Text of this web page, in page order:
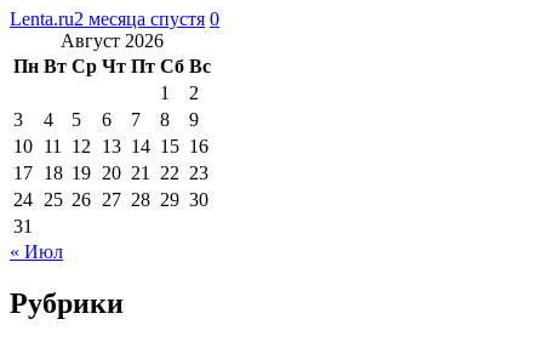
Lenta.ru2 месяца спустя 0
Август 2026
Пн Вт Ср Чт Пт Сб Вс
1
2
3
4 5 6 7 8
9
10 11 12 13 14 15 16
17 18 19 20 21 22 23
24 25 26 27 28 29 30
31
« Июл
Рубрики